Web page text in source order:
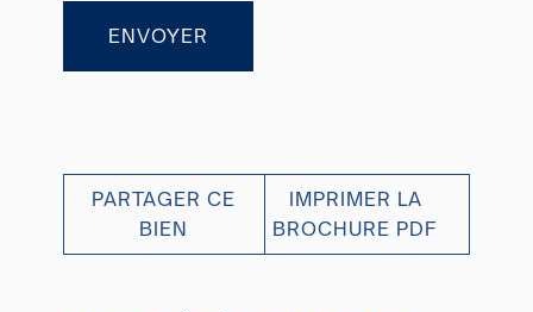
ENVOYER
PARTAGER CE
BIEN
IMPRIMER LA
BROCHURE PDF